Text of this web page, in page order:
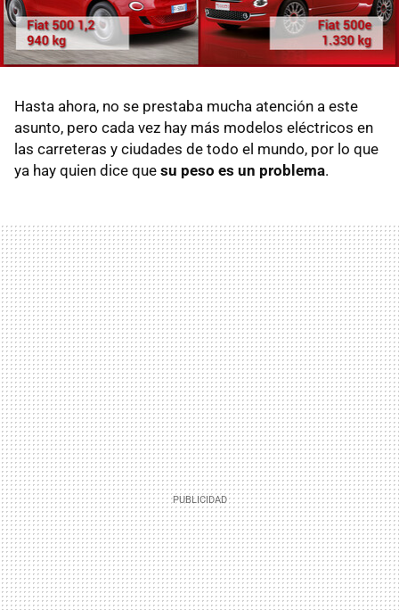
Hasta ahora, no se prestaba mucha atención a este
asunto, pero cada vez hay más modelos eléctricos en
las carreteras y ciudades de todo el mundo, por lo que
ya hay quien dice que su peso es un problema.